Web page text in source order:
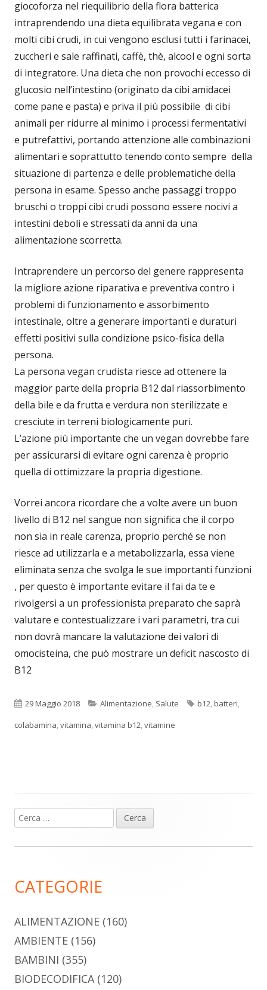
giocoforza nel riequilibrio della flora batterica
intraprendendo una dieta equilibrata vegana e con
molti cibi crudi, in cui vengono esclusi tutti i farinacei,
zuccheri e sale raffinati, caffè, thè, alcool e ogni sorta
di integratore. Una dieta che non provochi eccesso di
glucosio nell’intestino (originato da cibi amidacei
come pane e pasta) e priva il più possibile di cibi
animali per ridurre al minimo i processi fermentativi
e putrefattivi, portando attenzione alle combinazioni
alimentari e soprattutto tenendo conto sempre della
situazione di partenza e delle problematiche della
persona in esame. Spesso anche passaggi troppo
bruschi o troppi cibi crudi possono essere nocivi a
intestini deboli e stressati da anni da una
alimentazione scorretta.
Intraprendere un percorso del genere rappresenta
la migliore azione riparativa e preventiva contro i
problemi di funzionamento e assorbimento
intestinale, oltre a generare importanti e duraturi
effetti positivi sulla condizione psico-fisica della
persona.
La persona vegan crudista riesce ad ottenere la
maggior parte della propria B12 dal riassorbimento
della bile e da frutta e verdura non sterilizzate e
cresciute in terreni biologicamente puri.
L’azione più importante che un vegan dovrebbe fare
per assicurarsi di evitare ogni carenza è proprio
quella di ottimizzare la propria digestione.
Vorrei ancora ricordare che a volte avere un buon
livello di B12 nel sangue non significa che il corpo
non sia in reale carenza, proprio perché se non
riesce ad utilizzarla e a metabolizzarla, essa viene
eliminata senza che svolga le sue importanti funzioni
, per questo è importante evitare il fai da te e
rivolgersi a un professionista preparato che saprà
valutare e contestualizzare i vari parametri, tra cui
non dovrà mancare la valutazione dei valori di
omocisteina, che può mostrare un deficit nascosto di
B12
Pubblicato
29 Maggio 2018 Categorie
Alimentazione, Salute Tag
b12,batteri,
colabamina,vitamina,vitamina b12,vitamine
Barra
laterale
Ricerca
per:
CATEGORIE
ALIMENTAZIONE (160)
AMBIENTE (156)
BAMBINI (355)
BIODECODIFICA(120)